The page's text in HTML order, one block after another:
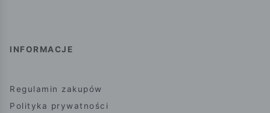
INFORMACJE
Regulamin zakupów
Polityka prywatności